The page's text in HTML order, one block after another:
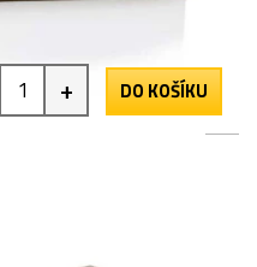
+ DO KOŠÍKU